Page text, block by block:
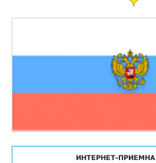
ИНТЕРНЕТ-